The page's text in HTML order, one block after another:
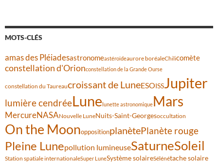
MOTS-CLÉS
amas des Pléiadesastronomeastéroïdeaurore boréaleChilicomète
constellation d'Orionconstellation de la Grande Ourse
constellation du Taureaucroissant de LuneESOISSJupiter
lumière cendréeLunelunette astronomiqueMars
MercureNASANouvelle LuneNuits-Saint-Georgesoccultation
On the MoonoppositionplanètePlanète rouge
Pleine Lunepollution lumineuseSaturneSoleil
Station spatiale internationaleSuper LuneSystème solaireSélénétache solaire